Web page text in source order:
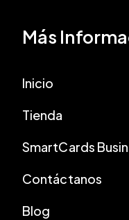
Más
Inicio
Tienda
SmartCards
Contáctanos
Blog